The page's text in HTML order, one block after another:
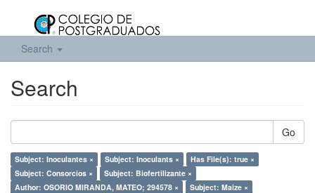
Search
Search
Go
Subject: Inoculantes × Subject: Inoculants ×
Has File(s): true ×
Subject: Consorcios ×
Subject: Biofertilizante ×
Author: OSORIO MIRANDA, MATEO; 294578 ×
Subject: Maize ×